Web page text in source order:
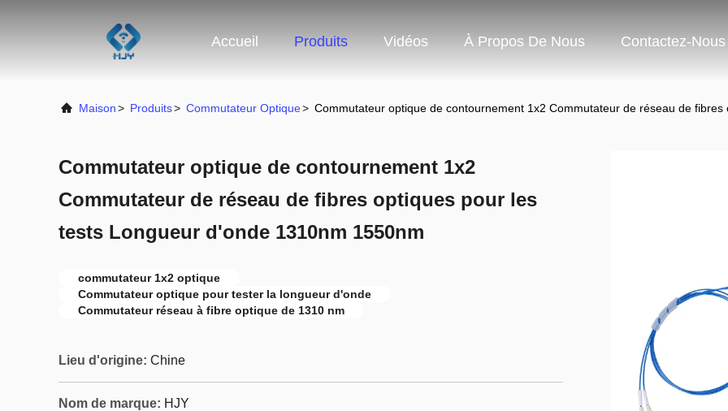
Accueil Produits Vidéos À Propos De Nous Contactez-Nous
Maison> Produits> Commutateur Optique> Commutateur optique de contournement 1x2 Commutateur de réseau de
Commutateur optique de contournement 1x2
Commutateur de réseau de fibres optiques pour les
tests Longueur d'onde 1310nm 1550nm
commutateur 1x2 optique
Commutateur optique pour tester la longueur d'onde
Commutateur réseau à fibre optique de 1310 nm
Lieu d'origine: Chine
Nom de marque: HJY